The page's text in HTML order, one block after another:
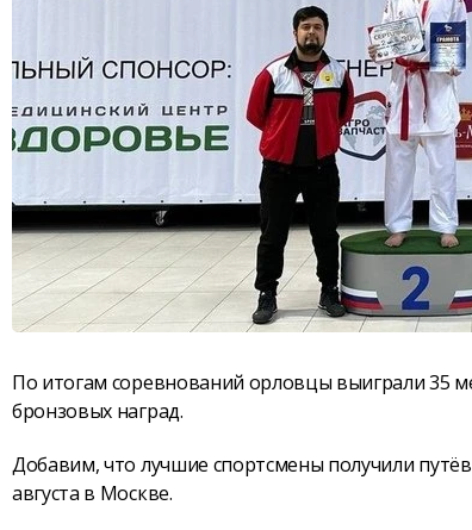
По итогам соревнований орловцы выиграли 35
бронзовых наград.
Добавим, что лучшие спортсмены получили
августа в Москве.